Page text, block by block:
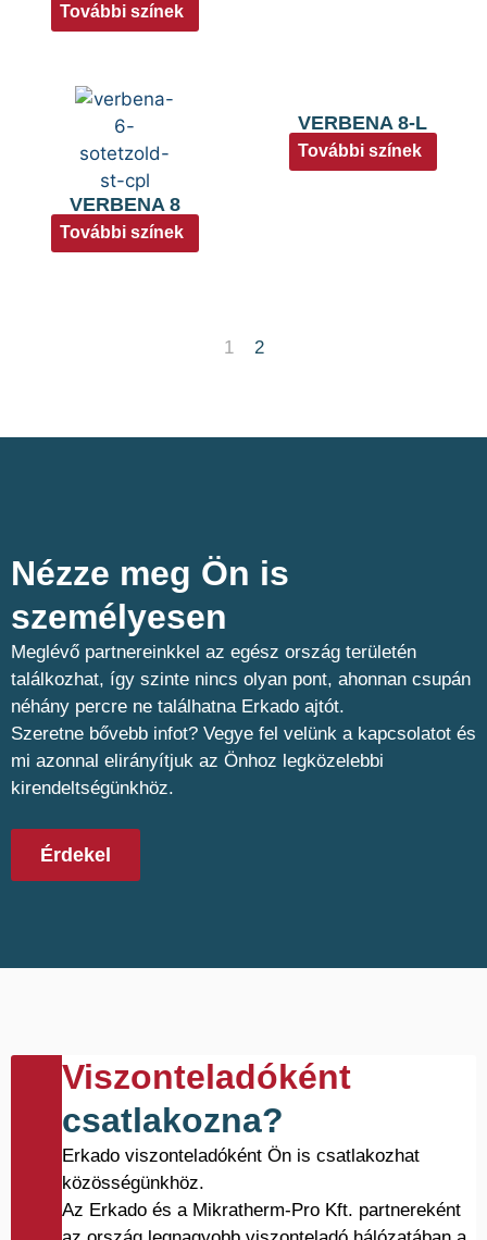
További színek
VERBENA 8
További színek
VERBENA 8-L
További színek
1 2
Nézze meg Ön is
személyesen​
Meglévő partnereinkkel az egész ország területén
találkozhat, így szinte nincs olyan pont, ahonnan csupán
néhány percre ne találhatna Erkado ajtót.
Szeretne bővebb infot? Vegye fel velünk a kapcsolatot és
mi azonnal elirányítjuk az Önhoz legközelebbi
kirendeltségünkhöz.
Érdekel
Viszonteladóként
csatlakozna?
Erkado viszonteladóként Ön is csatlakozhat
közösségünkhöz.
Az Erkado és a Mikratherm-Pro Kft. partnereként